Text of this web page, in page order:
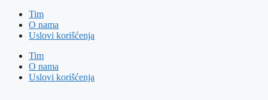
Tim
O nama
Uslovi korišćenja
Tim
O nama
Uslovi korišćenja